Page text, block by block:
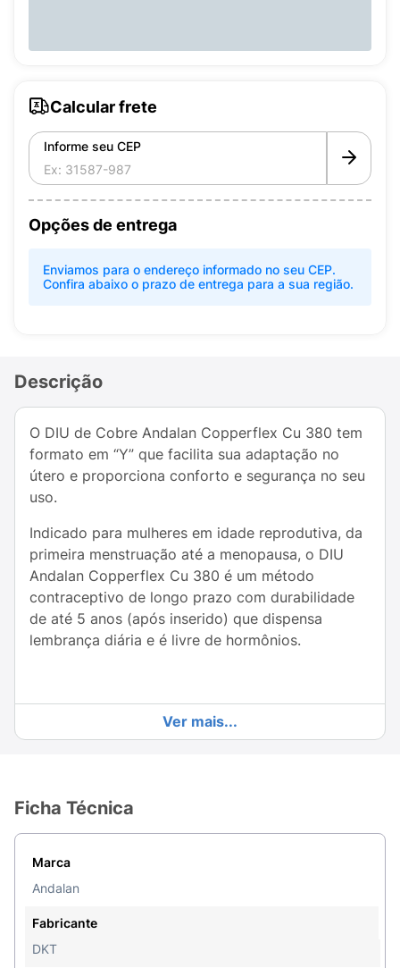
Calcular frete
Informe seu CEP
Opções de entrega
Enviamos para o endereço informado no seu CEP.
Confira abaixo o prazo de entrega para a sua região.
Descrição
O DIU de Cobre Andalan Copperflex Cu 380 tem
formato em “Y” que facilita sua adaptação no
útero e proporciona conforto e segurança no seu
uso.
Indicado para mulheres em idade reprodutiva, da
primeira menstruação até a menopausa, o DIU
Andalan Copperflex Cu 380 é um método
contraceptivo de longo prazo com durabilidade
de até 5 anos (após inserido) que dispensa
lembrança diária e é livre de hormônios.
Ver mais...
Ficha Técnica
Marca
Andalan
Fabricante
DKT